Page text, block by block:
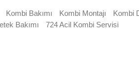
Kombi Bakımı Kombi Montajı Kombi
Bakımı 724 Acil Kombi Servisi